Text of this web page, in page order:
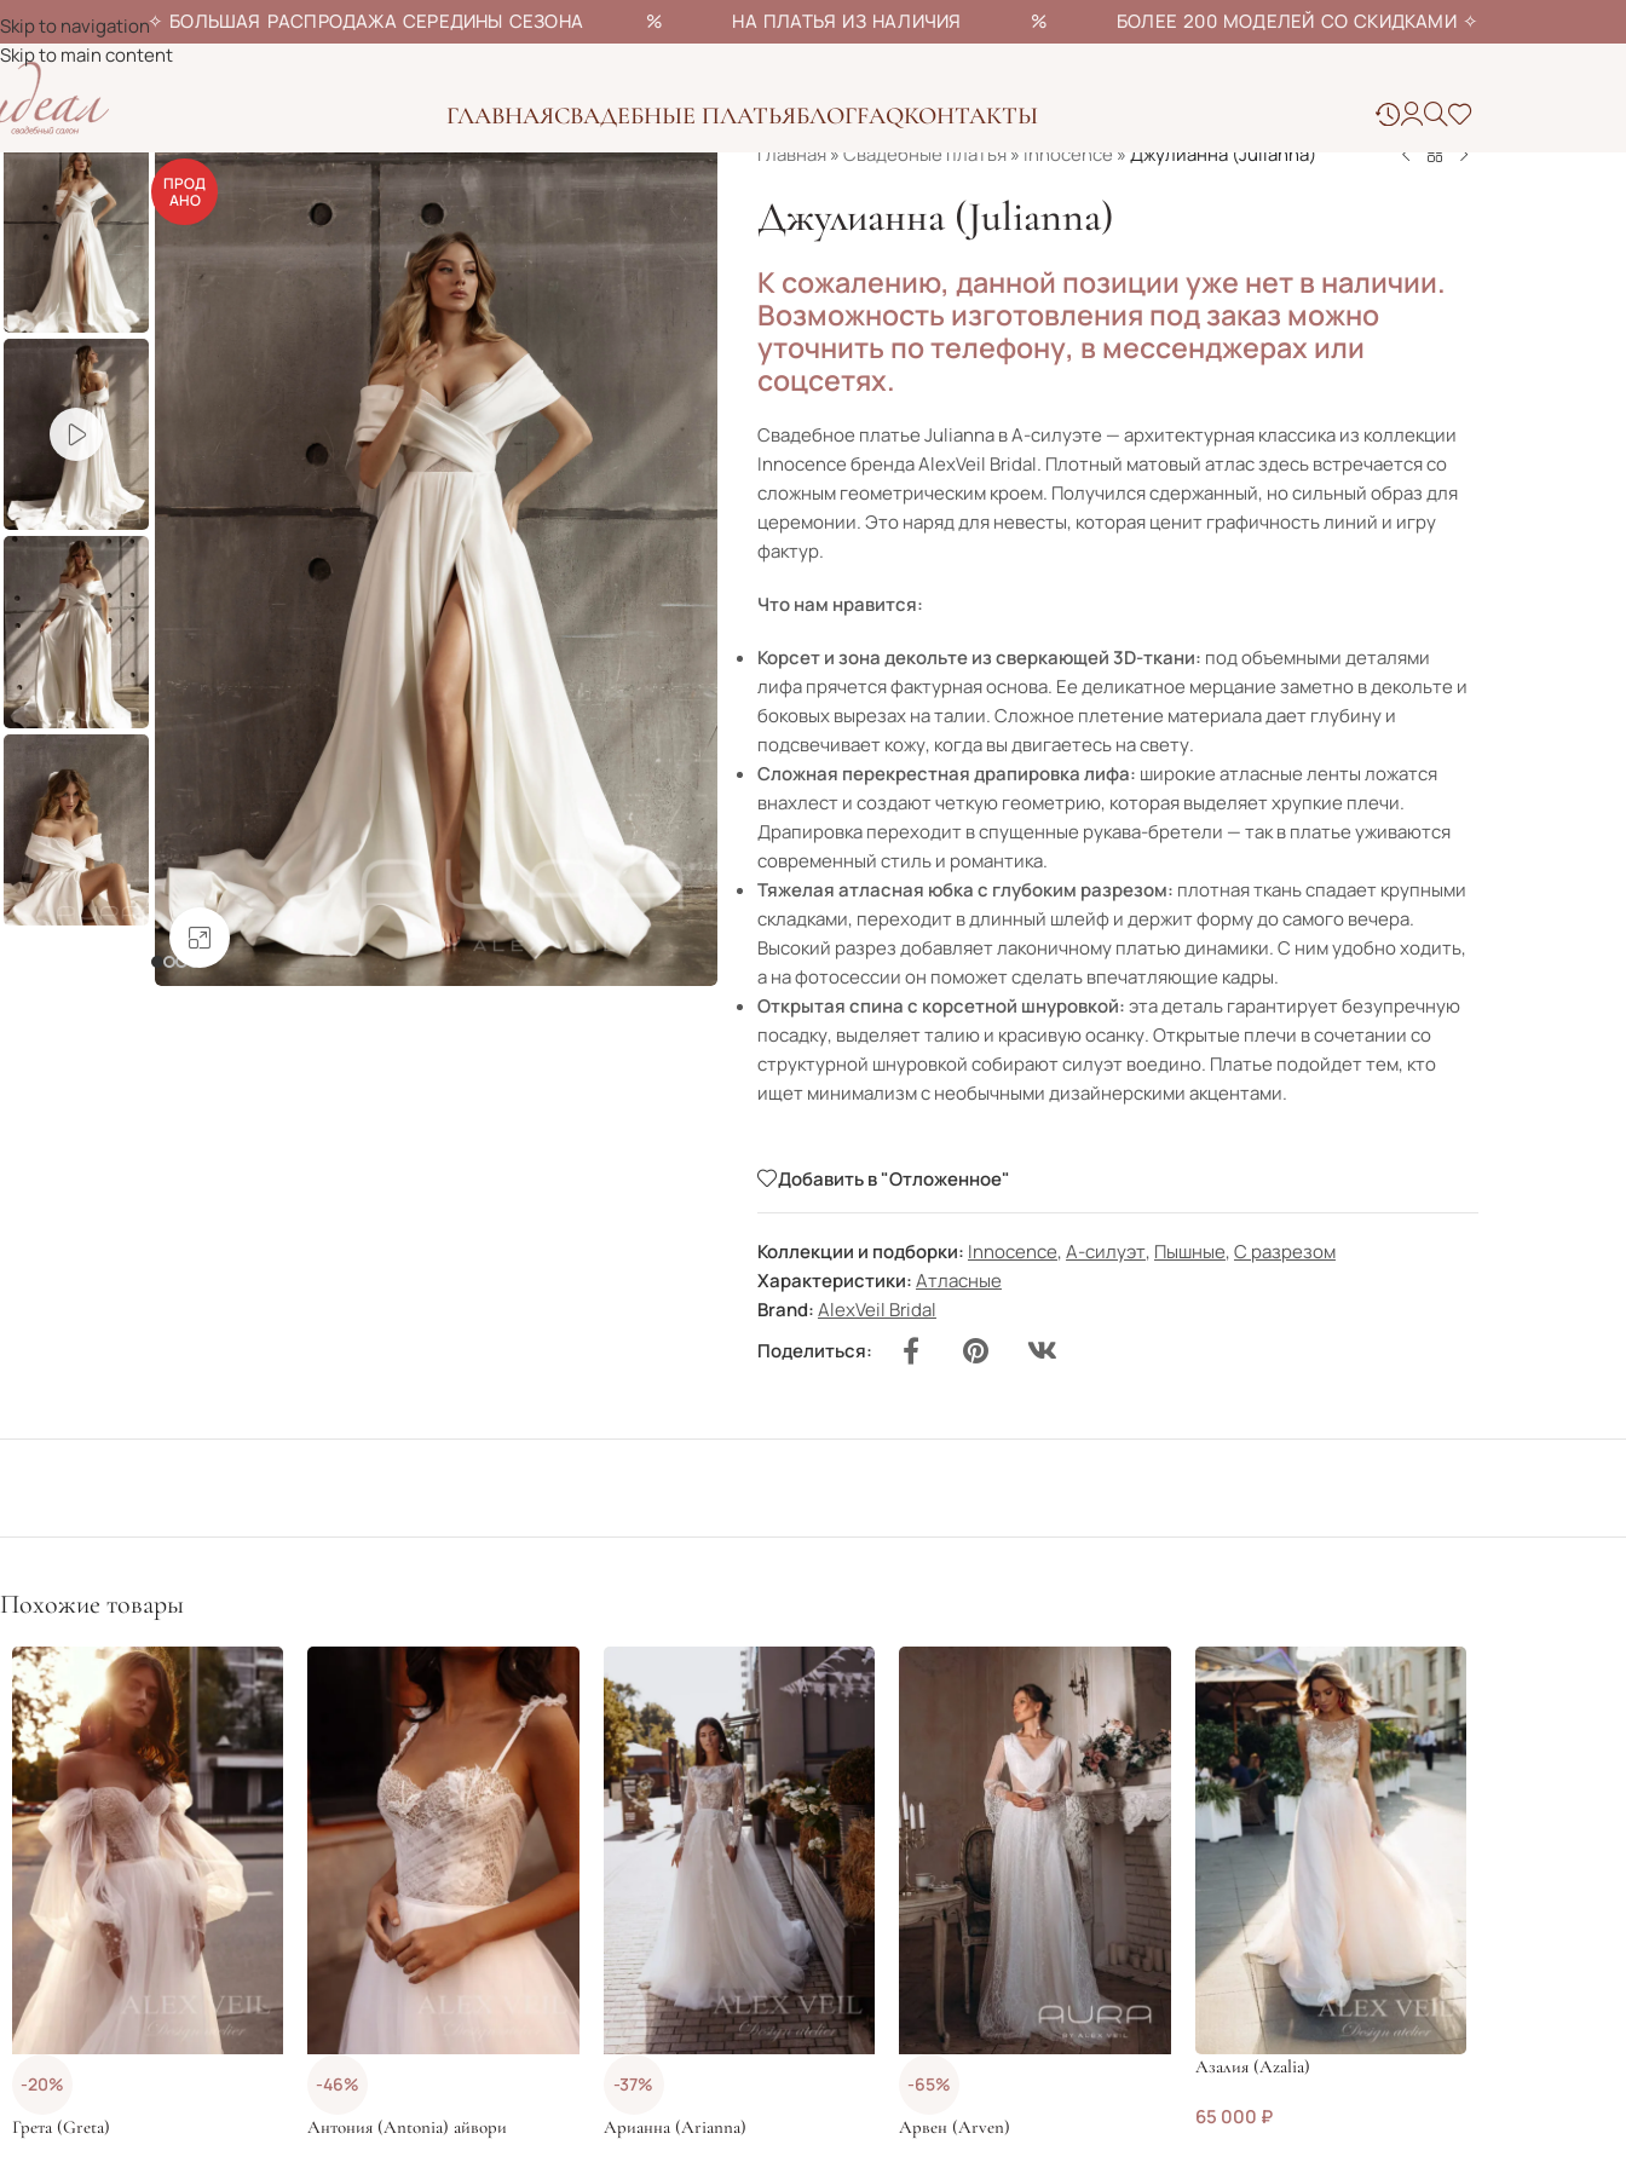
✧ БОЛЬШАЯ РАСПРОДАЖА СЕРЕДИНЫ СЕЗОНА % НА ПЛАТЬЯ ИЗ НАЛИЧИЯ % БОЛЕЕ 200 МОДЕЛЕЙ СО СКИДКАМИ✧
Skip to navigation
Skip to main content
ГЛАВНАЯСВАДЕБНЫЕ ПЛАТЬЯБЛОГFAQКОНТАКТЫ
ПРОД
АНО
Увеличить
Главная»Свадебные платья» Innocence »Джулианна (Julianna)
Джулианна (Julianna)
К сожалению, данной позиции уже нет в наличии.
Возможность изготовления под заказ можно
уточнить по телефону, в мессенджерах или
соцсетях.
Свадебное платье Julianna в А-силуэте — архитектурная классика из коллекции
Innocence бренда AlexVeil Bridal. Плотный матовый атлас здесь встречается со
сложным геометрическим кроем. Получился сдержанный, но сильный образ для
церемонии. Это наряд для невесты, которая ценит графичность линий и игру
фактур.
Что нам нравится:
Корсет и зона декольте из сверкающей 3D-ткани: под объемными деталями
лифа прячется фактурная основа. Ее деликатное мерцание заметно в декольте и
боковых вырезах на талии. Сложное плетение материала дает глубину и
подсвечивает кожу, когда вы двигаетесь на свету.
Сложная перекрестная драпировка лифа: широкие атласные ленты ложатся
внахлест и создают четкую геометрию, которая выделяет хрупкие плечи.
Драпировка переходит в спущенные рукава-бретели — так в платье уживаются
современный стиль и романтика.
Тяжелая атласная юбка с глубоким разрезом: плотная ткань спадает крупными
складками, переходит в длинный шлейф и держит форму до самого вечера.
Высокий разрез добавляет лаконичному платью динамики. С ним удобно ходить,
а на фотосессии он поможет сделать впечатляющие кадры.
Открытая спина с корсетной шнуровкой:эта деталь гарантирует безупречную
посадку, выделяет талию и красивую осанку. Открытые плечи в сочетании со
структурной шнуровкой собирают силуэт воедино. Платье подойдет тем, кто
ищет минимализм с необычными дизайнерскими акцентами.
Добавить в "Отложенное"
Коллекции и подборки: Innocence,А-силуэт, Пышные,С разрезом
Характеристики:Атласные
Brand:AlexVeil Bridal
Поделиться:
Похожие товары
-20%
Грета (Greta)
-46%
Антония (Antonia) айвори
-37%
Арианна (Arianna)
-65%
Арвен (Arven)
Азалия (Azalia)
65 000 ₽